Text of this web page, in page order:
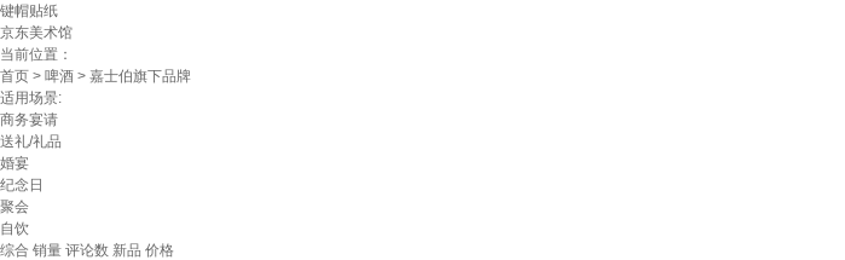
键帽贴纸
京东美术馆
当前位置：
首页 > 啤酒 > 嘉士伯旗下品牌
适用场景:
商务宴请
送礼/礼品
婚宴
纪念日
聚会
自饮
综合 销量 评论数 新品 价格